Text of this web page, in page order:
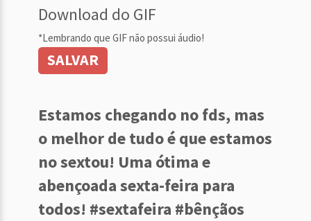
Download do GIF
*Lembrando que GIF não possui áudio!
SALVAR
Estamos chegando no fds, mas
o melhor de tudo é que estamos
no sextou! Uma ótima e
abençoada sexta-feira para
todos! #sextafeira #bênçãos